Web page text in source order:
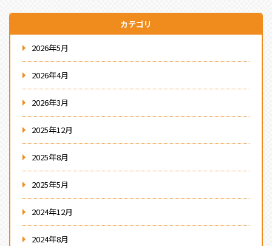
カテゴリ
2026年5月
2026年4月
2026年3月
2025年12月
2025年8月
2025年5月
2024年12月
2024年8月